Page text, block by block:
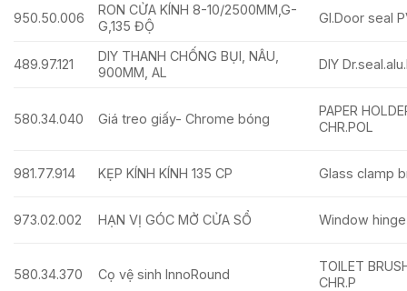
950.50.006
RON CỬA KÍNH 8-10/2500MM,G-
G,135 ĐỘ
Gl.Door seal
489.97.121
DIY THANH CHỐNG BỤI, NÂU,
900MM, AL
DIY
580.34.040 Giá treo giấy- Chrome bóng
PAPER
CHR.POL
981.77.914 KẸP KÍNH KÍNH 135 CP Glass clamp
973.02.002 HẠN VỊ GÓC MỞ CỬA SỔ Window
580.34.370 Cọ vệ sinh InnoRound
TOILET
CHR.P